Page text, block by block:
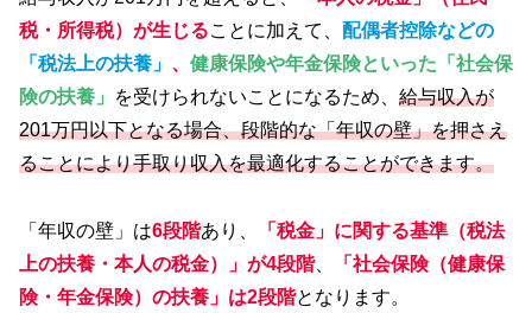
税・所得税）が生じることに加えて、 配偶者控除などの
「税法上の扶養」 、 健康保険や年金保険といった「社会保
険の扶養」
を受けられないことになるため、 給与収入が
201万円以下となる場合、段階的な「年収の壁」を押さえ
ることにより手取り収入を最適化することができます。
「年収の壁」は6段階あり、
「税金」に関する基準（税法
上の扶養・本人の税金）」が4段階、
「社会保険（健康保
険・年金保険）の扶養」は2段階となります。